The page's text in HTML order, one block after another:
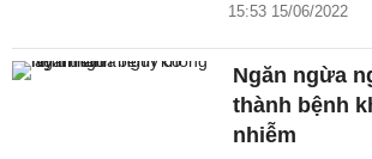
15:53 15/06/2022
Ngăn ngừa
thành bệnh
nhiễm